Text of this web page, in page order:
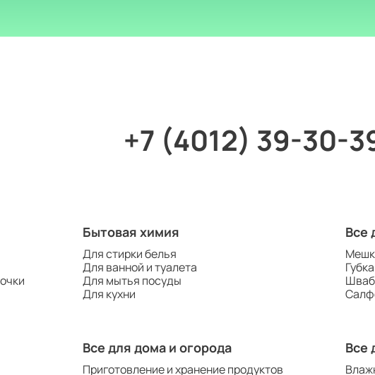
+7 (4012) 39-30-
Бытовая химия
Для стирки белья
Для ванной и туалета
Для мытья посуды
Для кухни
Все
Все для дома и огорода
Приготовление и хранение продуктов
Все